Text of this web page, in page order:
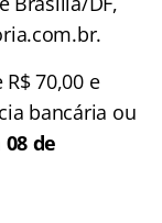
70,00 e
bancária ou
08 de